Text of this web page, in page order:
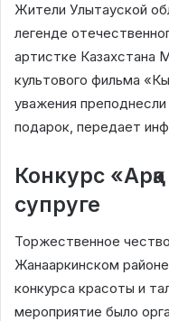
Жители Улытауской
легенде
артистке Казахстана
культового фильма
уважения
подарок, передает
Конкурс
супруге
Торжественное
Жанааркинском
конкурса красоты и
мероприятие было